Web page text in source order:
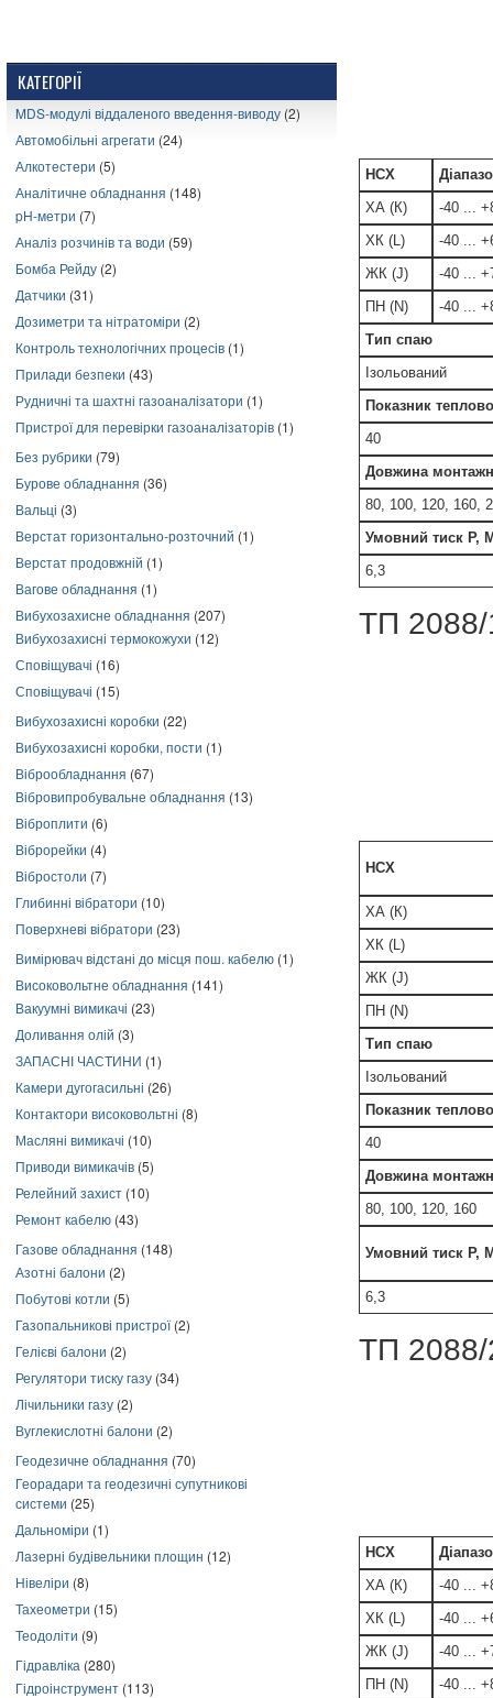
КАТЕГОРІЇ
MDS-модулі віддаленого введення-виводу (2)
Автомобільні агрегати (24)
Алкотестери (5)
Аналітичне обладнання (148)
pH-метри (7)
Аналіз розчинів та води (59)
Бомба Рейду (2)
Датчики (31)
Дозиметри та нітратоміри (2)
Контроль технологічних процесів (1)
Прилади безпеки (43)
Рудничні та шахтні газоаналізатори (1)
Пристрої для перевірки газоаналізаторів (1)
Без рубрики (79)
Бурове обладнання (36)
Вальці (3)
Верстат горизонтально-розточний (1)
Верстат продовжній (1)
Вагове обладнання (1)
Вибухозахисне обладнання (207)
Вибухозахисні термокожухи (12)
Сповіщувачі (16)
Сповіщувачі (15)
Вибухозахисні коробки (22)
Вибухозахисні коробки, пости (1)
Віброобладнання (67)
Вібровипробувальне обладнання (13)
Віброплити (6)
Віброрейки (4)
Вібростоли (7)
Глибинні вібратори (10)
Поверхневі вібратори (23)
Вимірювач відстані до місця пош. кабелю (1)
Високовольтне обладнання (141)
Вакуумні вимикачі (23)
Доливання олій (3)
ЗАПАСНІ ЧАСТИНИ (1)
Камери дугогасильні (26)
Контактори високовольтні (8)
Масляні вимикачі (10)
Приводи вимикачів (5)
Релейний захист (10)
Ремонт кабелю (43)
Газове обладнання (148)
Азотні балони (2)
Побутові котли (5)
Газопальникові пристрої(2)
Гелієві балони (2)
Регулятори тиску газу (34)
Лічильники газу (2)
Вуглекислотні балони (2)
Геодезичне обладнання (70)
Георадари та геодезичні супутникові
системи (25)
Дальноміри (1)
Лазерні будівельники площин (12)
Нівеліри (8)
Тахеометри (15)
Теодоліти (9)
Гідравліка (280)
Гідроінструмент (113)
НСХ
ХА (К)
-40 ...
ХК (L)
-40 ...
ЖК (J)
-40 ...
ПН (N)
-40 ...
Тип спаю
Ізольований
Показник
40
Довжина
80, 100, 120, 160,
Умовний тиск Р,
6,3
ТП 2088/
НСХ
ХА (К)
ХК (L)
ЖК (J)
ПН (N)
Тип спаю
Ізольований
Показник
40
Довжина
80, 100, 120, 160
Умовний тиск Р,
6,3
ТП
НСХ
ХА (К)
-40 ...
ХК (L)
-40 ...
ЖК (J)
-40 ...
ПН (N)
-40 ...